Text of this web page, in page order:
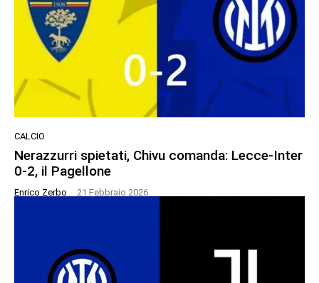
CALCIO
Nerazzurri spietati, Chivu comanda: Lecce-Inter
0-2, il Pagellone
Enrico Zerbo - 21 Febbraio 2026